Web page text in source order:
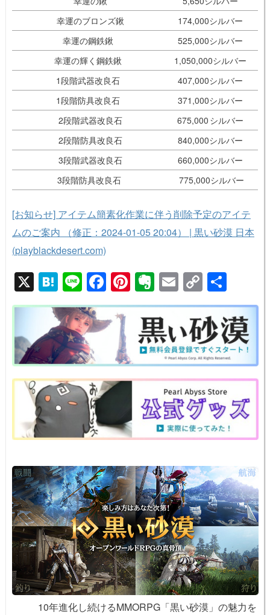
幸運のブロンズ鍬
174,000シルバー
幸運の鋼鉄鍬
525,000シルバー
幸運の輝く鋼鉄鍬
1,050,000シルバー
1段階武器改良石
407,000シルバー
1段階防具改良石
371,000シルバー
2段階武器改良石
675,000 シルバー
2段階防具改良石
840,000シルバー
3段階武器改良石
660,000シルバー
3段階防具改良石
775,000シルバー
[お知らせ] アイテム簡素化作業に伴う削除予定のアイテ
ムのご案内 （修正：2024-01-05 20:04） | 黒い砂漠 日本
(playblackdesert.com)
X H
at
e
n
a
Li
n
e
F
a
c
b
o
o
k
Pi
nt
er
e
st
E
v
er
n
ot
e
E
m
ail
C
o
p
y
Li
n
k
有
10年進化し続けるMMORPG「黒い砂漠」の魅力を